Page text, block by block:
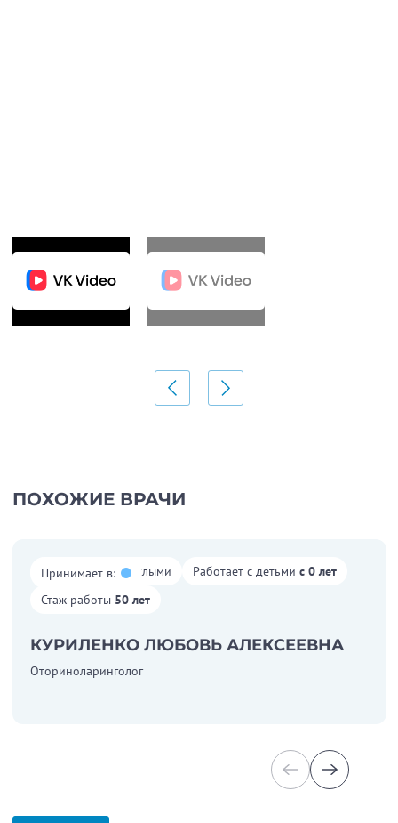
ПОХОЖИЕ ВРАЧИ
Принимает в:
Работает со взрослыми Работает с детьми с 0 лет
Стаж работы 50 лет
КУРИЛЕНКО ЛЮБОВЬ АЛЕКСЕЕВНА
Оториноларинголог